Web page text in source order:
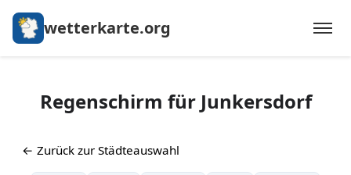
wetterkarte.org
Regenschirm für Junkersdorf
← Zurück zur Städteauswahl